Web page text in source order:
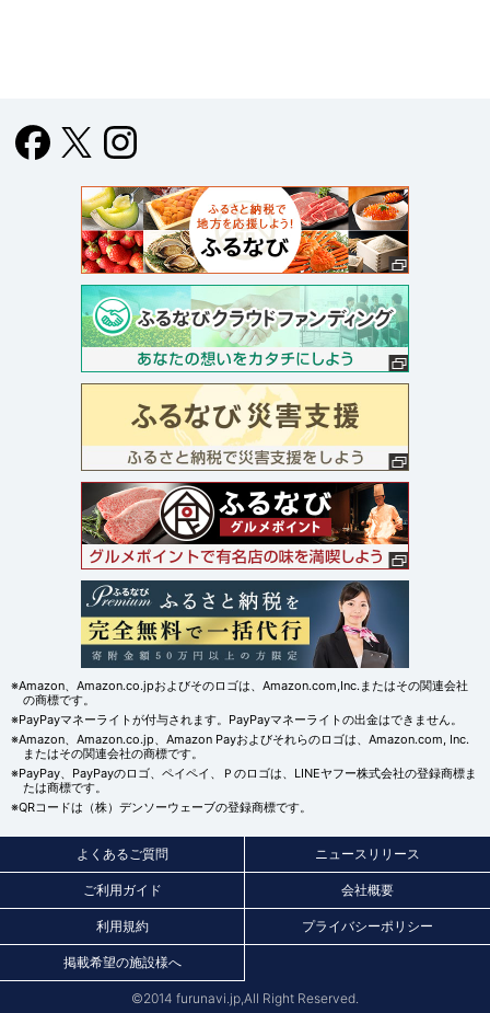
※Amazon、Amazon.co.jpおよびそのロゴは、Amazon.com,Inc.またはその関連会社
の商標です。
※PayPayマネーライトが付与されます。PayPayマネーライトの出金はできません。
※Amazon、Amazon.co.jp、Amazon Payおよびそれらのロゴは、Amazon.com, Inc.
またはその関連会社の商標です。
※PayPay、PayPayのロゴ、ペイペイ、Ｐのロゴは、LINEヤフー株式会社の登録商標ま
たは商標です。
※QRコードは（株）デンソーウェーブの登録商標です。
よくあるご質問 ニュースリリース
ご利用ガイド 会社概要
利用規約 プライバシーポリシー
掲載希望の施設様へ
©2014 furunavi.jp,All Right Reserved.